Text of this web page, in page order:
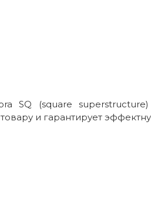
SQ (square
и гарантирует